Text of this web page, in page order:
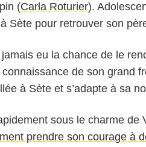
(Carla Roturier).
Sète pour retrouver son
jamais eu la chance de le
de son grand
à Sète et s’adapte à sa
sous le charme de
prendre son courage à